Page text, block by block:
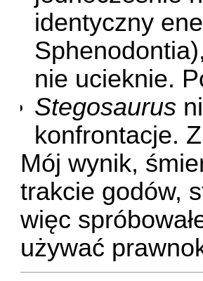
identyczny
nie ucieknie.
Stegosaurus
konfrontacje.
Mój wynik,
trakcie godów,
więc
używać